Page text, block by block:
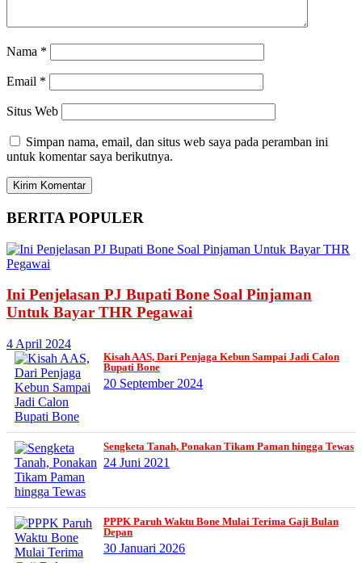
Nama *
Email *
Situs Web
Simpan nama, email, dan situs web saya pada peramban ini
untuk komentar saya berikutnya.
BERITA POPULER
Ini Penjelasan PJ Bupati Bone Soal Pinjaman
Untuk Bayar THR Pegawai
4 April 2024
Kisah AAS, Dari Penjaga Kebun Sampai Jadi Calon
Bupati Bone
20 September 2024
Sengketa Tanah, Ponakan Tikam Paman hingga Tewas
24 Juni 2021
PPPK Paruh Waktu Bone Mulai Terima Gaji Bulan
Depan
30 Januari 2026